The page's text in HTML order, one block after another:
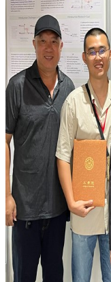
灣
大
學
首
頁
臺
大
學
圖
館
築
與
城